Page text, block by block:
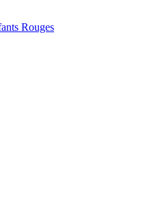
Rouges